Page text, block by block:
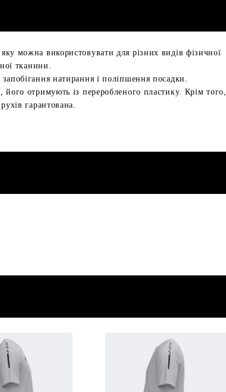
можна використовувати для різних видів фізичної
тканини.
натирання і поліпшення посадки.
отримують із переробленого пластику. Крім того,
гарантована.